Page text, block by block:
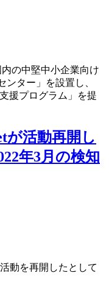
の中堅中小企業向け
ター」を設置し、
援プログラム」を提
が活動再開し
年3月の検知
動を再開したとして